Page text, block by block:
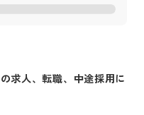
の求人、転職、中途採用に